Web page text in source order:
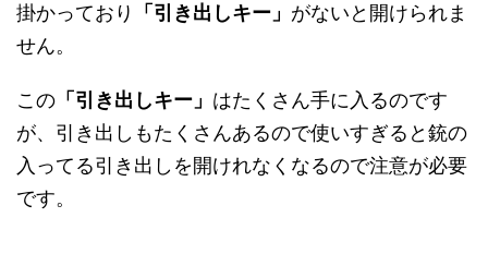
掛かっており
「引き出しキー」 がないと開けられま
せん。
この 「引き出しキー」 はたくさん手に入るのです
が、引き出しもたくさんあるので使いすぎると銃の
入ってる引き出しを開けれなくなるので注意が必要
です。